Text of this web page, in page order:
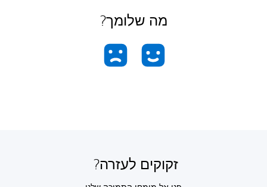
מה שלומך?
זקוקים לעזרה?